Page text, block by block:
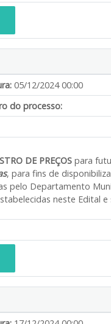
05/12/2024 00:00
do processo:
DE PREÇOS para
, para fins de
pelo Departamento
neste Edital e